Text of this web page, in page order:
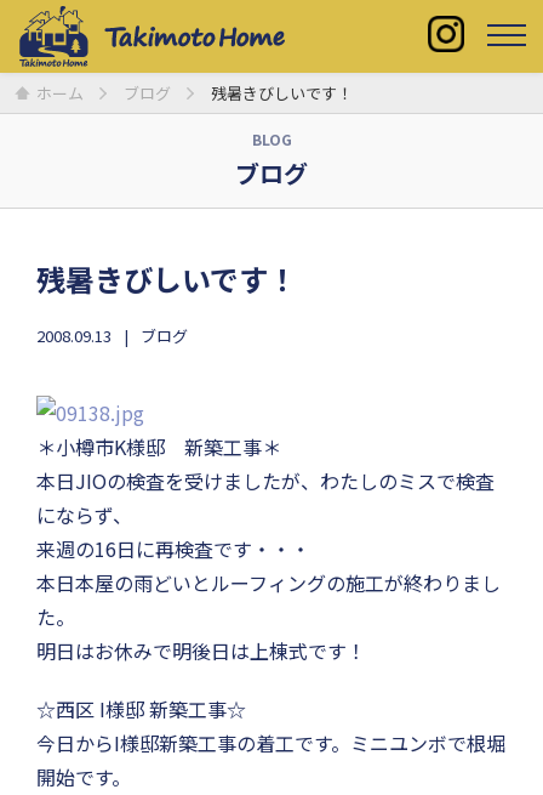
ホーム ブログ 残暑きびしいです！
BLOG
ブログ
残暑きびしいです！
2008.09.13 ブログ
＊小樽市K様邸 新築工事＊
本日JIOの検査を受けましたが、わたしのミスで検査
にならず、
来週の16日に再検査です・・・
本日本屋の雨どいとルーフィングの施工が終わりまし
た。
明日はお休みで明後日は上棟式です！
☆西区 I様邸 新築工事☆
今日からI様邸新築工事の着工です。ミニユンボで根堀
開始です。